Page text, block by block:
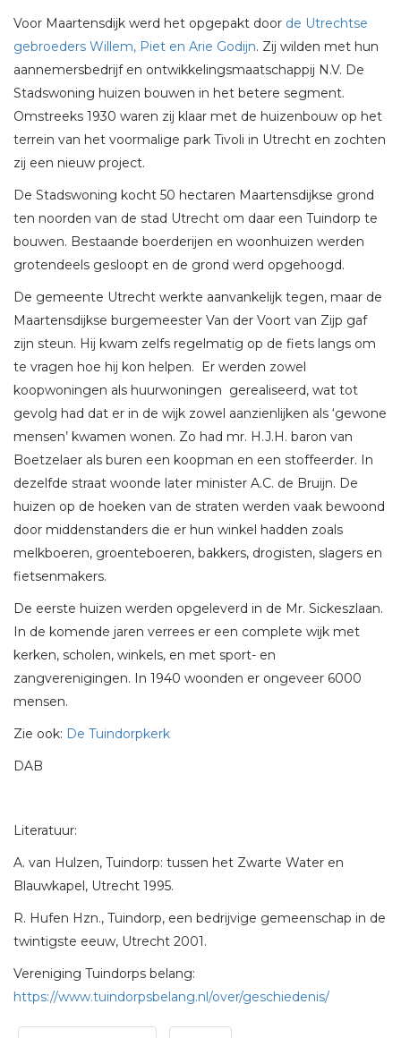
Voor Maartensdijk werd het opgepakt door de Utrechtse
gebroeders Willem, Piet en Arie Godijn. Zij wilden met hun
aannemersbedrijf en ontwikkelingsmaatschappij N.V. De
Stadswoning huizen bouwen in het betere segment.
Omstreeks 1930 waren zij klaar met de huizenbouw op het
terrein van het voormalige park Tivoli in Utrecht en zochten
zij een nieuw project.
De Stadswoning kocht 50 hectaren Maartensdijkse grond
ten noorden van de stad Utrecht om daar een Tuindorp te
bouwen. Bestaande boerderijen en woonhuizen werden
grotendeels gesloopt en de grond werd opgehoogd.
De gemeente Utrecht werkte aanvankelijk tegen, maar de
Maartensdijkse burgemeester Van der Voort van Zijp gaf
zijn steun. Hij kwam zelfs regelmatig op de fiets langs om
te vragen hoe hij kon helpen. Er werden zowel
koopwoningen als huurwoningen gerealiseerd, wat tot
gevolg had dat er in de wijk zowel aanzienlijken als ‘gewone
mensen’ kwamen wonen. Zo had mr. H.J.H. baron van
Boetzelaer als buren een koopman en een stoffeerder. In
dezelfde straat woonde later minister A.C. de Bruijn. De
huizen op de hoeken van de straten werden vaak bewoond
door middenstanders die er hun winkel hadden zoals
melkboeren, groenteboeren, bakkers, drogisten, slagers en
fietsenmakers.
De eerste huizen werden opgeleverd in de Mr. Sickeszlaan.
In de komende jaren verrees er een complete wijk met
kerken, scholen, winkels, en met sport- en
zangverenigingen. In 1940 woonden er ongeveer 6000
mensen.
Zie ook: De Tuindorpkerk
DAB
Literatuur:
A. van Hulzen, Tuindorp: tussen het Zwarte Water en
Blauwkapel, Utrecht 1995.
R. Hufen Hzn., Tuindorp, een bedrijvige gemeenschap in de
twintigste eeuw, Utrecht 2001.
Vereniging Tuindorps belang:
https://www.tuindorpsbelang.nl/over/geschiedenis/